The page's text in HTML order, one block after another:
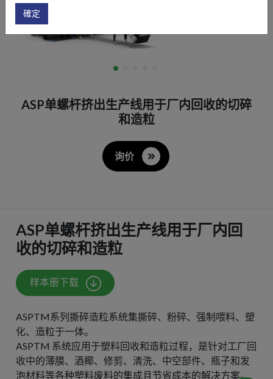
关于我们
联系我们
ASP单螺杆挤出生产线用于厂内回收的切碎
和造粒
询价
ASP单螺杆挤出生产线用于厂内回
收的切碎和造粒
样本册下载
ASPTM系列撕碎造粒系统集撕碎、粉碎、强制喂料、塑
化、造粒于一体。
ASPTM 系统应用于塑料回收和造粒过程，是针对工厂回
收中的薄膜、酒椰、修剪、清洗、中空部件、瓶子和发
泡材料等各种塑料废料的集成且节省成本的解决方案。
確定